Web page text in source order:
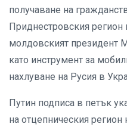
получаване на
Приднестровския
молдовският президент
като инструмент за
нахлуване на Русия в
Путин подписа в петък
на отцепническия